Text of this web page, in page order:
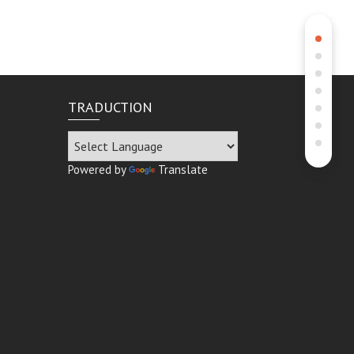
TRADUCTION
Powered by Translate